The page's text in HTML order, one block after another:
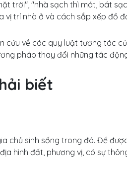
trời", "nhà sạch thì mát, bát
vị trí nhà ở và cách sắp xếp đồ
cứu về các quy luật tương tác
pháp thay đổi những tác
biết
chủ sinh sống trong đó. Để
hình đất, phương vị, có sự